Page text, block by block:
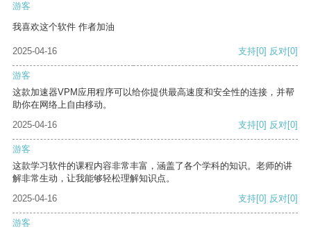
游客
我喜欢这个软件 作者加油
2025-04-16 支持[0] 反对[0]
游客
这款加速器VPM应用程序可以给你提供最高速度和安全性的连接，并帮
助你在网络上自由移动。
2025-04-16
支持[0] 反对[0]
游客
这款学习软件的课程内容非常丰富，涵盖了各个学科的知识。老师的讲
解非常生动，让我能够轻松理解知识点。
2025-04-16
支持[0] 反对[0]
游客